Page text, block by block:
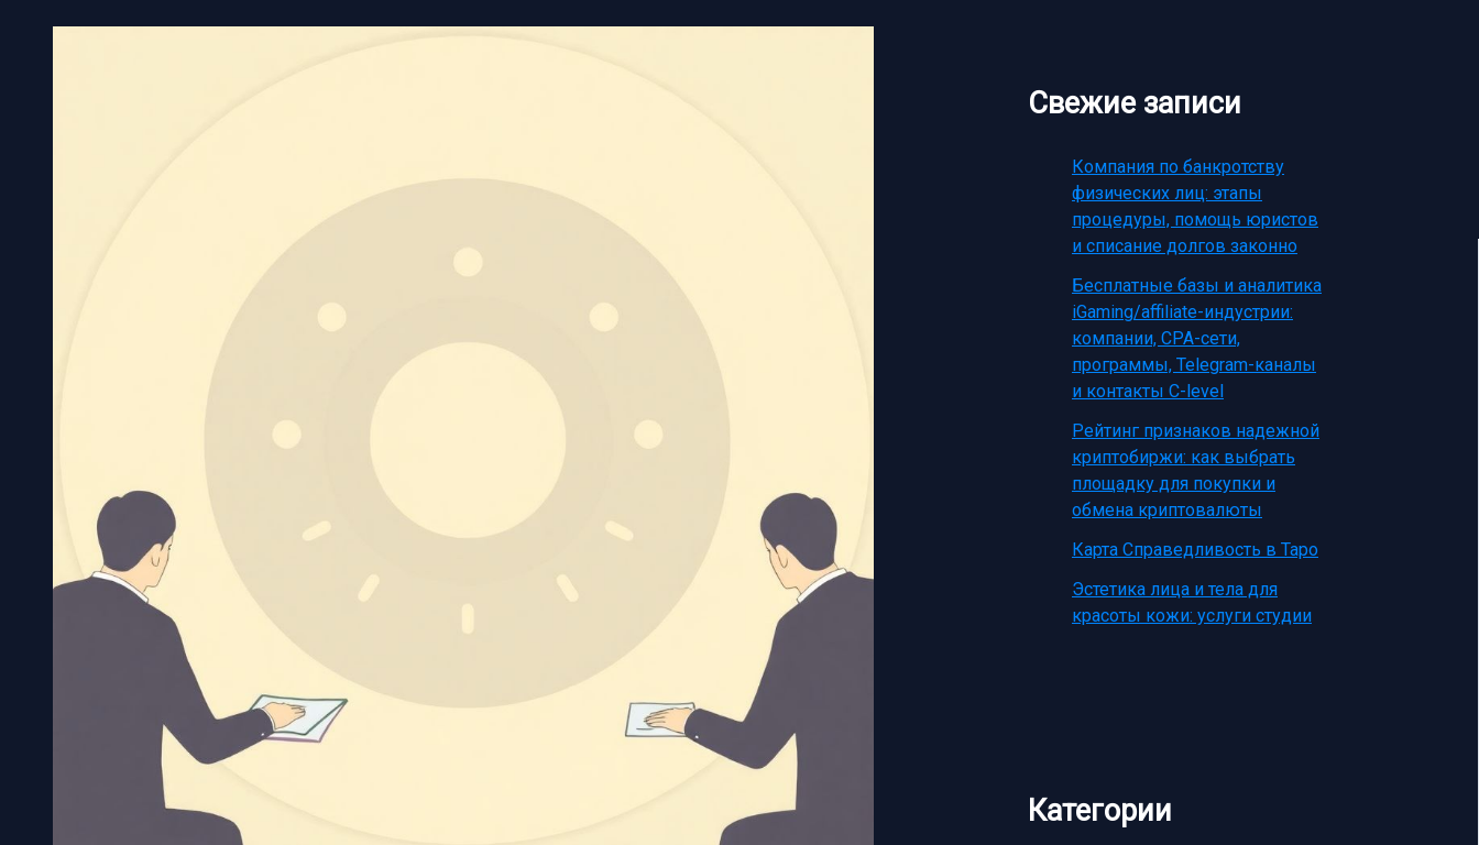
Свежие записи
Компания по банкротству
физических лиц: этапы
процедуры, помощь юристов
и списание долгов законно
Бесплатные базы и аналитика
iGaming/affiliate-индустрии:
компании, CPA-сети,
программы, Telegram-каналы
и контакты C-level
Рейтинг признаков надежной
криптобиржи: как выбрать
площадку для покупки и
обмена криптовалюты
Карта Справедливость в Таро
Эстетика лица и тела для
красоты кожи: услуги студии
Категории